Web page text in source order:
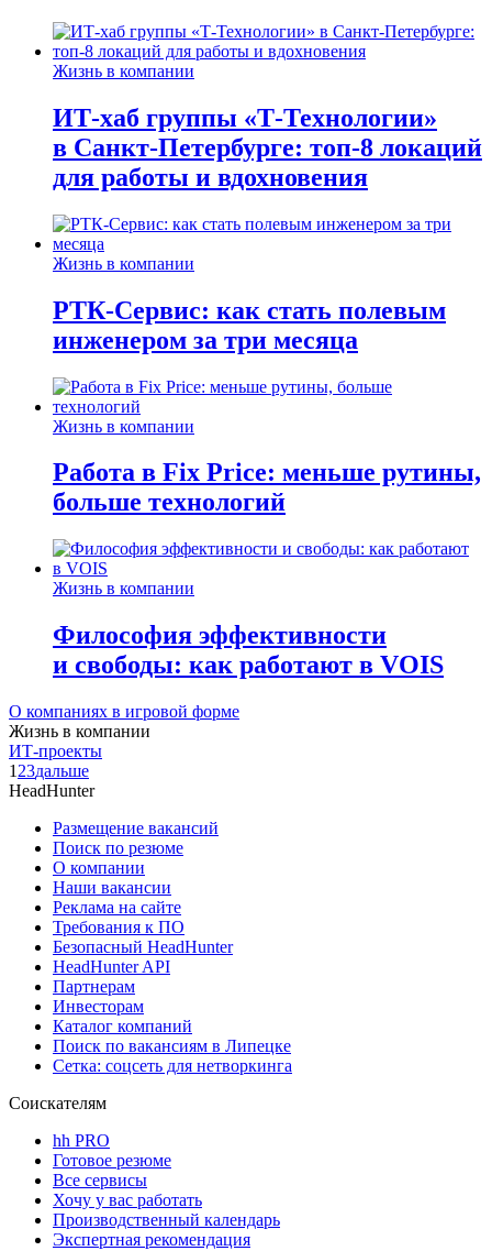
Жизнь в компании
ИТ-хаб группы «Т-Технологии»
в Санкт-Петербурге: топ-8 локаций
для работы и вдохновения
Жизнь в компании
РТК-Сервис: как стать полевым
инженером за три месяца
Жизнь в компании
Работа в Fix Price: меньше рутины,
больше технологий
Жизнь в компании
Философия эффективности
и свободы: как работают в VOIS
О компаниях в игровой форме
Жизнь в компании
ИТ-проекты
1 23дальше
HeadHunter
Размещение вакансий
Поиск по резюме
О компании
Наши вакансии
Реклама на сайте
Требования к ПО
Безопасный HeadHunter
HeadHunter API
Партнерам
Инвесторам
Каталог компаний
Поиск по вакансиям в Липецке
Сетка: соцсеть для нетворкинга
Соискателям
hh PRO
Готовое резюме
Все сервисы
Хочу у вас работать
Производственный календарь
Экспертная рекомендация